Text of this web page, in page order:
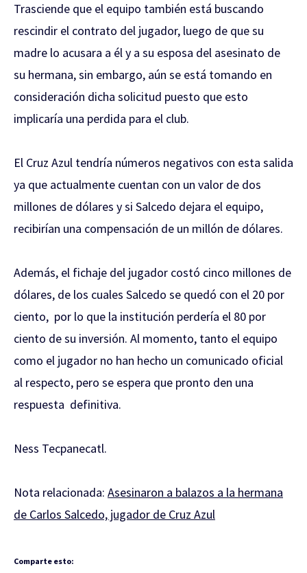
Trasciende que el equipo también está buscando
rescindir el contrato del jugador, luego de que su
madre lo acusara a él y a su esposa del asesinato de
su hermana, sin embargo, aún se está tomando en
consideración dicha solicitud puesto que esto
implicaría una perdida para el club.
El Cruz Azul tendría números negativos con esta salida
ya que actualmente cuentan con un valor de dos
millones de dólares y si Salcedo dejara el equipo,
recibirían una compensación de un millón de dólares.
Además, el fichaje del jugador costó cinco millones de
dólares, de los cuales Salcedo se quedó con el 20 por
ciento, por lo que la institución perdería el 80 por
ciento de su inversión. Al momento, tanto el equipo
como el jugador no han hecho un comunicado oficial
al respecto, pero se espera que pronto den una
respuesta definitiva.
Ness Tecpanecatl.
Nota relacionada: Asesinaron a balazos a la hermana
de Carlos Salcedo, jugador de Cruz Azul
Comparte esto: